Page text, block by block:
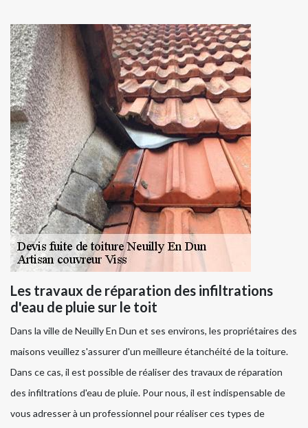
Les travaux de réparation des infiltrations
d'eau de pluie sur le toit
Dans la ville de Neuilly En Dun et ses environs, les propriétaires des
maisons veuillez s'assurer d'un meilleure étanchéité de la toiture.
Dans ce cas, il est possible de réaliser des travaux de réparation
des infiltrations d'eau de pluie. Pour nous, il est indispensable de
vous adresser à un professionnel pour réaliser ces types de